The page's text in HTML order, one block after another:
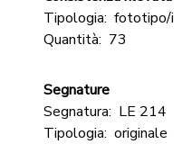
Tipologia: fototipo/i
Quantità: 73
Segnature
Segnatura: LE 214
Tipologia: originale